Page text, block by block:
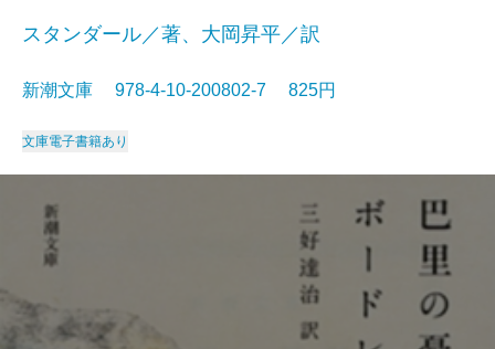
スタンダール／著、大岡昇平／訳
新潮文庫 978-4-10-200802-7 825円
文庫電子書籍あり